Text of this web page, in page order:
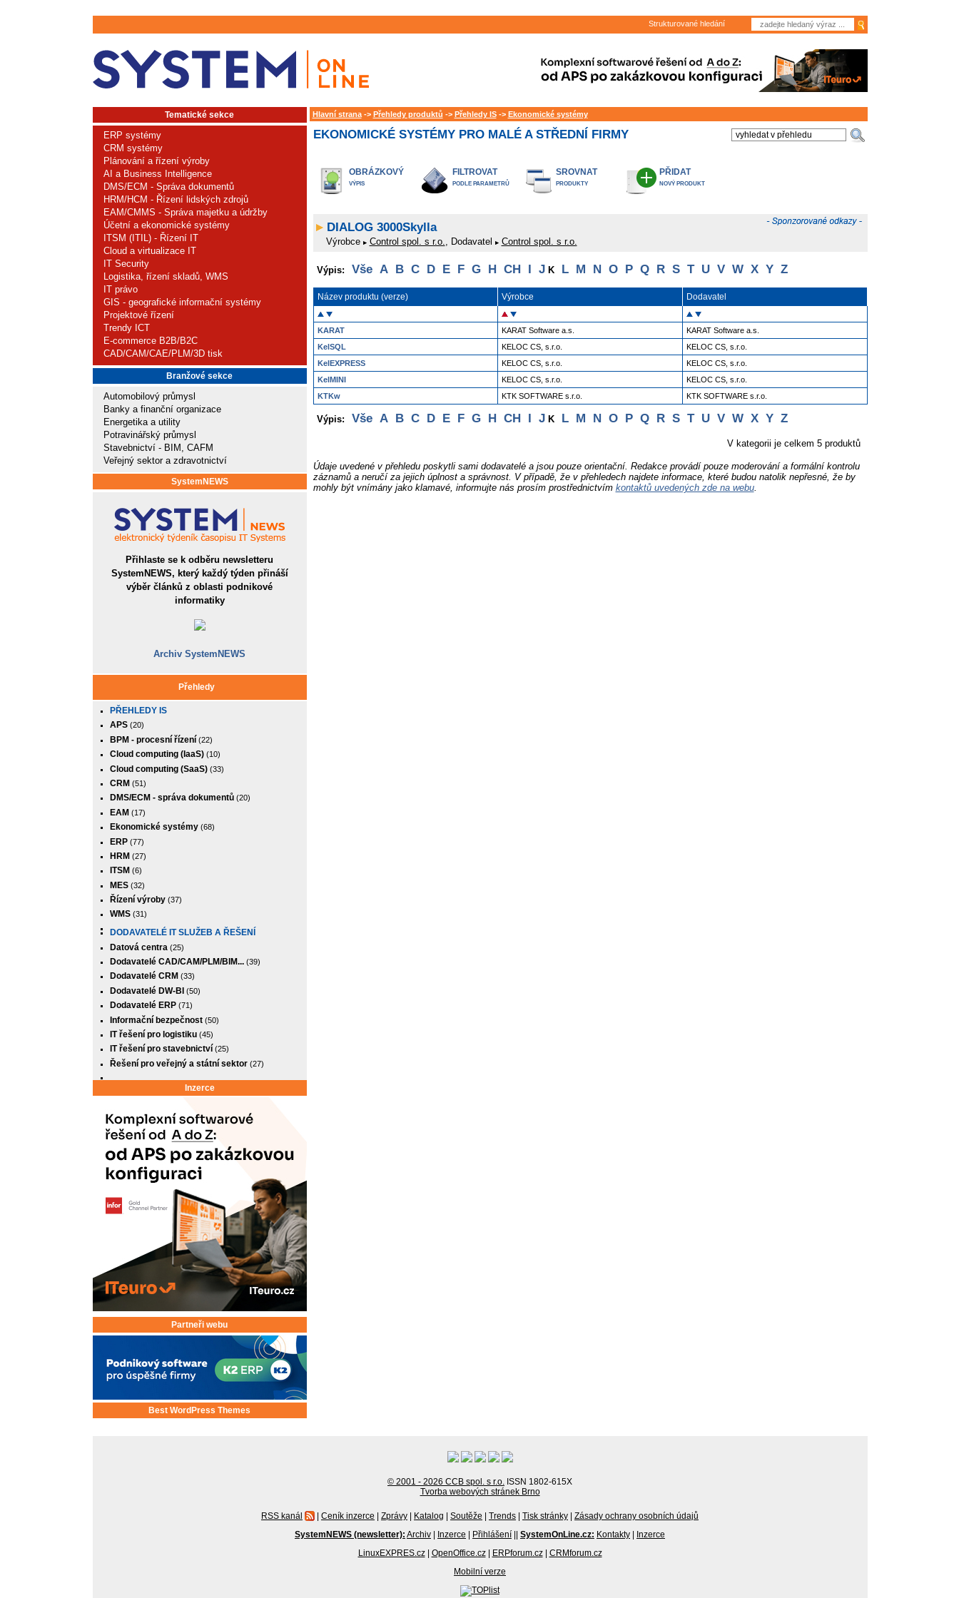
Strukturované hledání
Tematické sekce
ERP systémy
CRM systémy
Plánování a řízení výroby
AI a Business Intelligence
DMS/ECM - Správa dokumentů
HRM/HCM - Řízení lidských zdrojů
EAM/CMMS - Správa majetku a údržby
Účetní a ekonomické systémy
ITSM (ITIL) - Řízení IT
Cloud a virtualizace IT
IT Security
Logistika, řízení skladů, WMS
IT právo
GIS - geografické informační systémy
Projektové řízení
Trendy ICT
E-commerce B2B/B2C
CAD/CAM/CAE/PLM/3D tisk
Branžové sekce
Automobilový průmysl
Banky a finanční organizace
Energetika a utility
Potravinářský průmysl
Stavebnictví - BIM, CAFM
Veřejný sektor a zdravotnictví
SystemNEWS
Přihlaste se k odběru newsletteru
SystemNEWS, který každý týden přináší
výběr článků z oblasti podnikové
informatiky
Archiv SystemNEWS
Přehledy
PŘEHLEDY IS
APS(20)
BPM - procesní řízení(22)
Cloud computing (IaaS)(10)
Cloud computing (SaaS)(33)
CRM (51)
DMS/ECM - správa dokumentů(20)
EAM (17)
Ekonomické systémy(68)
ERP(77)
HRM (27)
ITSM (6)
MES(32)
Řízení výroby(37)
WMS(31)
DODAVATELÉ IT SLUŽEB A ŘEŠENÍ
Datová centra (25)
Dodavatelé CAD/CAM/PLM/BIM...(39)
Dodavatelé CRM (33)
Dodavatelé DW-BI (50)
Dodavatelé ERP(71)
Informační bezpečnost(50)
IT řešení pro logistiku(45)
IT řešení pro stavebnictví(25)
Řešení pro veřejný a státní sektor(27)
Inzerce
Partneři webu
Best WordPress Themes
Hlavní strana-> Přehledy produktů -> Přehledy IS-> Ekonomické systémy
EKONOMICKÉ SYSTÉMY PRO MALÉ A STŘEDNÍ FIRMY
OBRÁZKOVÝ
VÝPIS
FILTROVAT
PODLE PARAMETRŮ
SROVNAT
PRODUKTY
PŘIDAT
NOVÝ PRODUKT
DIALOG 3000Skylla
Výrobce Control spol. s r.o., Dodavatel Control spol. s r.o.
Výpis: Vše A B C D E F G H CH I JK L M N O P Q R S T U V W X Y Z
Název produktu (verze) Výrobce Dodavatel
KARAT KARAT Software a.s.
KARAT Software a.s.
KelSQL
KELOC CS, s.r.o.
KELOC CS, s.r.o.
KelEXPRESS
KELOC CS, s.r.o.
KELOC CS, s.r.o.
KelMINI
KELOC CS, s.r.o.
KELOC CS, s.r.o.
KTKw
KTK SOFTWARE s.r.o. KTK SOFTWARE s.r.o.
Výpis: Vše A B C D E F G H CH I JK L M N O P Q R S T U V W X Y Z
V kategorii je celkem 5 produktů
Údaje uvedené v přehledu poskytli sami dodavatelé a jsou pouze orientační. Redakce provádí pouze moderování a formální kontrolu
záznamů a neručí za jejich úplnost a správnost. V případě, že v přehledech najdete informace, které budou natolik nepřesné, že by
mohly být vnímány jako klamavé, informujte nás prosím prostřednictvím kontaktů uvedených zde na webu.
© 2001 - 2026 CCB spol. s r.o. ISSN 1802-615X
Tvorba webových stránek Brno
RSS kanál | Ceník inzerce | Zprávy | Katalog | Soutěže | Trends | Tisk stránky | Zásady ochrany osobních údajů
SystemNEWS (newsletter): Archiv | Inzerce | Přihlášení || SystemOnLine.cz: Kontakty | Inzerce
LinuxEXPRES.cz | OpenOffice.cz | ERPforum.cz | CRMforum.cz
Mobilní verze